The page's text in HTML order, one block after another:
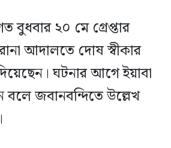
বুধবার ২০ মে গ্রেপ্তার
আদালতে দোষ স্বীকার
ঘটনার আগে ইয়াবা
জবানবন্দিতে উল্লেখ